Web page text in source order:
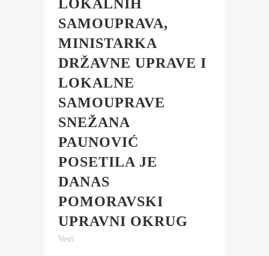
LOKALNIH
SAMOUPRAVA,
MINISTARKA
DRŽAVNE UPRAVE I
LOKALNE
SAMOUPRAVE
SNEŽANA
PAUNOVIĆ
POSETILA JE
DANAS
POMORAVSKI
UPRAVNI OKRUG
Vesti